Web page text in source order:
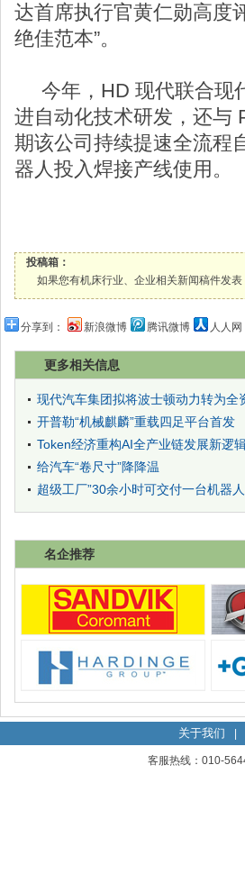
达首席执行官黄仁勋高度
绝佳范本”。
今年，HD 现代联合现
进自动化技术研发，还与
期该公司持续提速全流程
器人投入焊接产线使用。
投稿箱：
如果您有机床行业、企业相关新闻稿件发表
分享到： 新浪微博 腾讯微博 人人网
更多相关信息
现代汽车集团拟将波士顿动力转为
开普勒“机械麒麟”重载四足平台首发
Token经济重构AI全产业链发展新逻
给汽车“卷尺寸”降降温
超级工厂”30余小时可交付一台机器人
名企推荐
关于我们
客服热线：